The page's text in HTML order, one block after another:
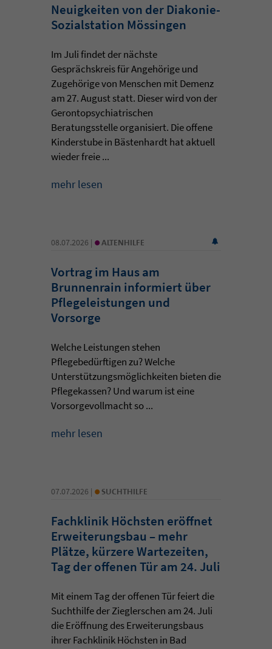
Neuigkeiten von der Diakonie-
Sozialstation Mössingen
Im Juli findet der nächste
Gesprächskreis für Angehörige und
Zugehörige von Menschen mit Demenz
am 27. August statt. Dieser wird von der
Gerontopsychiatrischen
Beratungsstelle organisiert. Die offene
Kinderstube in Bästenhardt hat aktuell
wieder freie ...
mehr lesen
08.07.2026 | • ALTENHILFE
Vortrag im Haus am
Brunnenrain informiert über
Pflegeleistungen und
Vorsorge
Welche Leistungen stehen
Pflegebedürftigen zu? Welche
Unterstützungsmöglichkeiten bieten die
Pflegekassen? Und warum ist eine
Vorsorgevollmacht so ...
mehr lesen
07.07.2026 | • SUCHTHILFE
Fachklinik Höchsten eröffnet
Erweiterungsbau – mehr
Plätze, kürzere Wartezeiten,
Tag der offenen Tür am 24. Juli
Mit einem Tag der offenen Tür feiert die
Suchthilfe der Zieglerschen am 24. Juli
die Eröffnung des Erweiterungsbaus
ihrer Fachklinik Höchsten in Bad